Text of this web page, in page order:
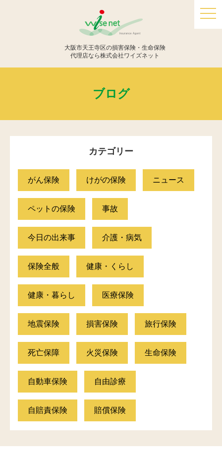
大阪市天王寺区の損害保険・生命保険
代理店なら株式会社ワイズネット
ブログ
カテゴリー
がん保険 けがの保険 ニュース
ペットの保険 事故
今日の出来事 介護・病気
保険全般 健康・くらし
健康・暮らし 医療保険
地震保険 損害保険 旅行保険
死亡保障 火災保険 生命保険
自動車保険 自由診療
自賠責保険 賠償保険